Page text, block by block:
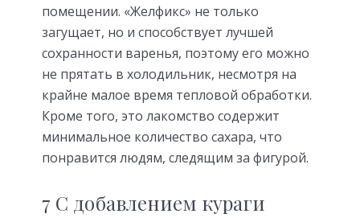
помещении. «Желфикс» не только
загущает, но и способствует лучшей
сохранности варенья, поэтому его можно
не прятать в холодильник, несмотря на
крайне малое время тепловой обработки.
Кроме того, это лакомство содержит
минимальное количество сахара, что
понравится людям, следящим за фигурой.
7 С добавлением кураги